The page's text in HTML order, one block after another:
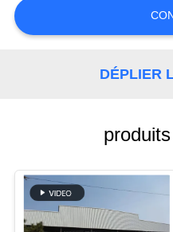
CONTRÔLE
QUALITÉ
NOUVELLES
CAS
DÉPLIER